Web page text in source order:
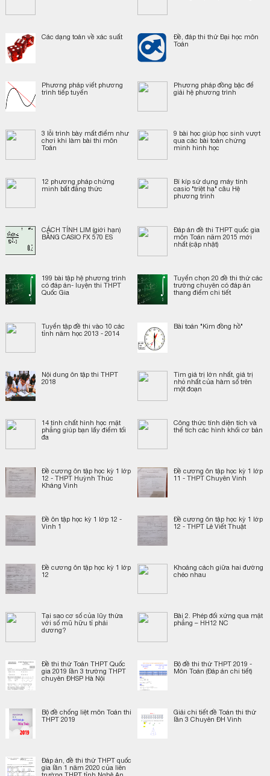
Các dạng toán về xác suất
Đề, đáp thi thử Đại học môn
Toán
Phương pháp viết phương
trình tiếp tuyến
Phương pháp đồng bậc để
giải hệ phương trình
3 lỗi trình bày mất điểm như
chơi khi làm bài thi môn
Toán
9 bài học giúp học sinh vượt
qua các bài toán chứng
minh hình học
12 phương pháp chứng
minh bất đẳng thức
Bí kíp sử dụng máy tính
casio "triệt hạ" câu Hệ
phương trình
CÁCH TÍNH LIM (giới hạn)
BẰNG CASIO FX 570 ES
Đáp án đề thi THPT quốc gia
môn Toán năm 2015 mới
nhất (cập nhật)
199 bài tập hệ phương trình
có đáp án- luyện thi THPT
Quốc Gia
Tuyển chọn 20 đề thi thử các
trường chuyên có đáp án
thang điểm chi tiết
Tuyển tập đề thi vào 10 các
tỉnh năm học 2013 - 2014
Bài toán "Kim đồng hồ"
Nội dung ôn tập thi THPT
2018
Tìm giá trị lớn nhất, giá trị
nhỏ nhất của hàm số trên
một đoạn
14 tính chất hình học mặt
phẳng giúp bạn lấy điểm tối
đa
Công thức tính diện tích và
thể tích các hình khối cơ bản
Đề cương ôn tập học kỳ 1 lớp
12 - THPT Huỳnh Thúc
Kháng Vinh
Đề cương ôn tập học kỳ 1 lớp
11 - THPT Chuyên Vinh
Đề ôn tập học kỳ 1 lớp 12 -
Vinh 1
Đề cương ôn tập học kỳ 1 lớp
12 - THPT Lê Viết Thuật
Đề cương ôn tập học kỳ 1 lớp
12
Khoảng cách giữa hai đường
chéo nhau
Tại sao cơ số của lũy thừa
với số mũ hữu tỉ phải
dương?
Bài 2. Phép đối xứng qua mặt
phẳng – HH12 NC
Đề thi thử Toán THPT Quốc
gia 2019 lần 3 trường THPT
chuyên ĐHSP Hà Nội
Bộ đề thi thử THPT 2019 -
Môn Toán (Đáp án chi tiết)
Bộ đề chống liệt môn Toán thi
THPT 2019
Giải chi tiết đề Toán thi thử
lần 3 Chuyên ĐH Vinh
Đáp án, đề thi thử THPT quốc
gia lần 1 năm 2020 của liên